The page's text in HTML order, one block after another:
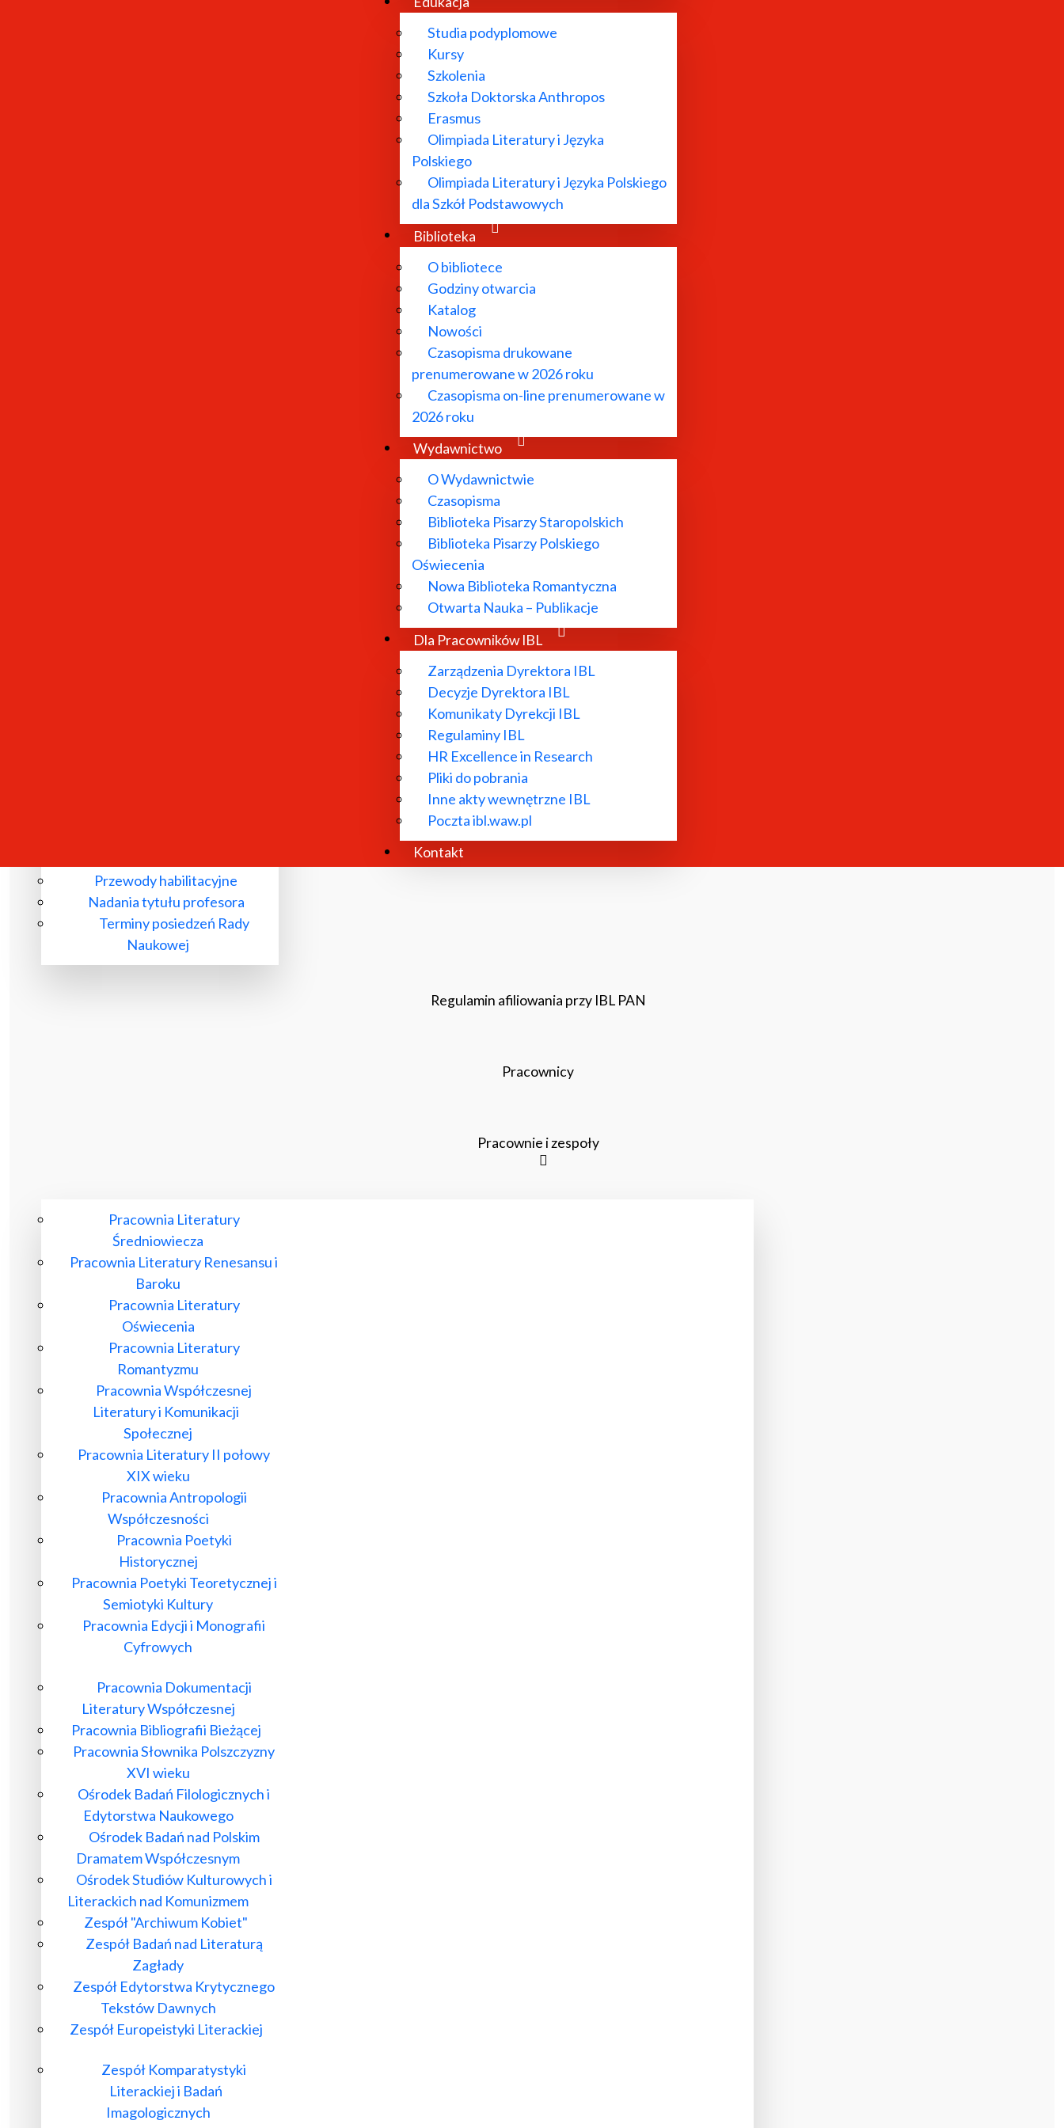
Studia podyplomowe
Kursy
Szkolenia
Szkoła Doktorska Anthropos
Erasmus
Olimpiada Literatury i Języka
Polskiego
Olimpiada Literatury i Języka Polskiego
dla Szkół Podstawowych
Biblioteka
O bibliotece
Godziny otwarcia
Katalog
Nowości
Czasopisma drukowane
prenumerowane w 2026 roku
Czasopisma on-line prenumerowane w
2026 roku
Wydawnictwo
O Wydawnictwie
Czasopisma
Biblioteka Pisarzy Staropolskich
Biblioteka Pisarzy Polskiego
Oświecenia
Nowa Biblioteka Romantyczna
Otwarta Nauka – Publikacje
Dla Pracowników IBL
Zarządzenia Dyrektora IBL
Decyzje Dyrektora IBL
Komunikaty Dyrekcji IBL
Regulaminy IBL
HR Excellence in Research
Pliki do pobrania
Inne akty wewnętrzne IBL
Poczta ibl.waw.pl
Kontakt
O Instytucie
Dyrekcja IBL PAN
Rada Naukowa
Przewody habilitacyjne
Nadania tytułu profesora
Terminy posiedzeń Rady
Naukowej
Regulamin afiliowania przy IBL PAN
Pracownicy
Pracownie i zespoły
Pracownia Literatury
Średniowiecza
Pracownia Literatury Renesansu i
Baroku
Pracownia Literatury
Oświecenia
Pracownia Literatury
Romantyzmu
Pracownia Współczesnej
Literatury i Komunikacji
Społecznej
Pracownia Literatury II połowy
XIX wieku
Pracownia Antropologii
Współczesności
Pracownia Poetyki
Historycznej
Pracownia Poetyki Teoretycznej i
Semiotyki Kultury
Pracownia Edycji i Monografii
Cyfrowych
Pracownia Dokumentacji
Literatury Współczesnej
Pracownia Bibliografii Bieżącej
Pracownia Słownika Polszczyzny
XVI wieku
Ośrodek Badań Filologicznych i
Edytorstwa Naukowego
Ośrodek Badań nad Polskim
Dramatem Współczesnym
Ośrodek Studiów Kulturowych i
Literackich nad Komunizmem
Zespół "Archiwum Kobiet"
Zespół Badań nad Literaturą
Zagłady
Zespół Edytorstwa Krytycznego
Tekstów Dawnych
Zespół Europeistyki Literackiej
Zespół Komparatystyki
Literackiej i Badań
Imagologicznych